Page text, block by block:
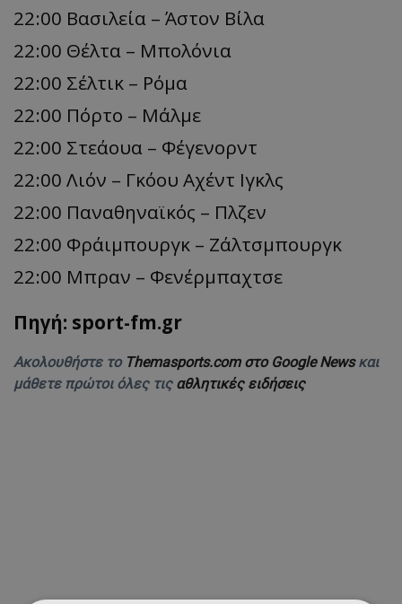
22:00 Βασιλεία – Άστον Βίλα
22:00 Θέλτα – Μπολόνια
22:00 Σέλτικ – Ρόμα
22:00 Πόρτο – Μάλμε
22:00 Στεάουα – Φέγενορντ
22:00 Λιόν – Γκόου Αχέντ Ιγκλς
22:00 Παναθηναϊκός – Πλζεν
22:00 Φράιμπουργκ – Ζάλτσμπουργκ
22:00 Μπραν – Φενέρμπαχτσε
Πηγή: sport-fm.gr
Ακολουθήστε το Themasports.com στο Google Newsκαι
μάθετε πρώτοι όλες τις αθλητικές ειδήσεις